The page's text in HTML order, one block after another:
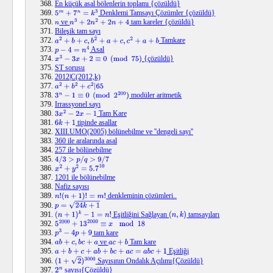
En küçük asal bölenlerin toplamı {çözüldü}
5m +7 n=k3
Denklemi Tamsayı Çözümler {çözüldü}
n ven3 +2 n2+2 n+4
tam kareler {çözüldü}
Bileşik tam sayı
a2 +b +c ,b 2+ a+ c,c 2+a+b
Tamkare
p −4 =n4
Asal
x3 −3 x+2 ≡0 (mod75)
{çözüldü}
ST sorusu
2012|C(2012,k)
a2 +b 2+ c2| 65
3n −1 ≡0 (mod 2200)
modüler aritmetik
Irrassyonel sayı
3x2 −2 x−1
Tam Kare
6k+1
tipinde asallar
XIII.UMO(2005) bölünebilme ve ''dengeli sayı''
360 ile aralarında asal
257 ile bölünebilme
4/3> p/ q>9/7
x2 +y 2=5.7 10
1201 ile bölünebilme
Nafiz sayısı
n!(n+ 1) !=m !
denkleminin çözümleri..
p=24k+1
(n+1) k−1 =n ! Eşitliğini Sağlayan (n,k)
tamsayıları
52000+ 132000 ≡x mod18
p3 −4 p+9
tam kare
ab+c, bc+a ve ac+b
Tam kare
a+b+c+a b +b c+a c= ab c+ 1
Eşitliği
(1+2 3000
Sayısının Ondalık Açılımı{Çözüldü}
2n sayısı{Çözüldü}